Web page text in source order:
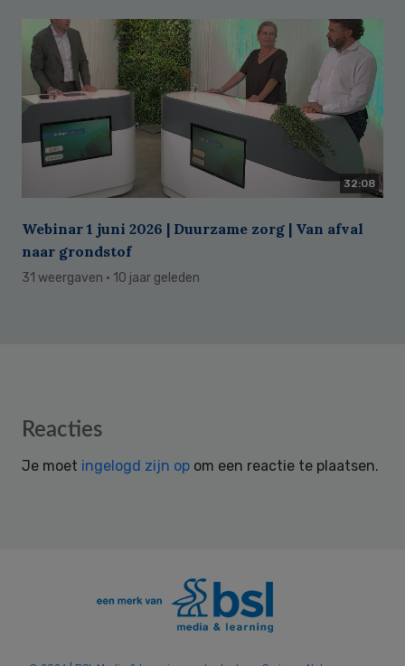
32:08
Webinar 1 juni 2026 | Duurzame zorg | Van afval
naar grondstof
31 weergaven · 10 jaar geleden
Reader
Reacties
Je moet ingelogd zijn op om een reactie te plaatsen.